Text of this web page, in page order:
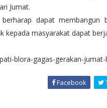
Jumat.
dapat
kepada masyarakat dapat
blora-gagas-gerakan-
Facebook